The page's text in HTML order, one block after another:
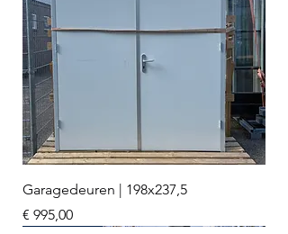
Garagedeuren | 198x237,5
Prijs
€ 995,00